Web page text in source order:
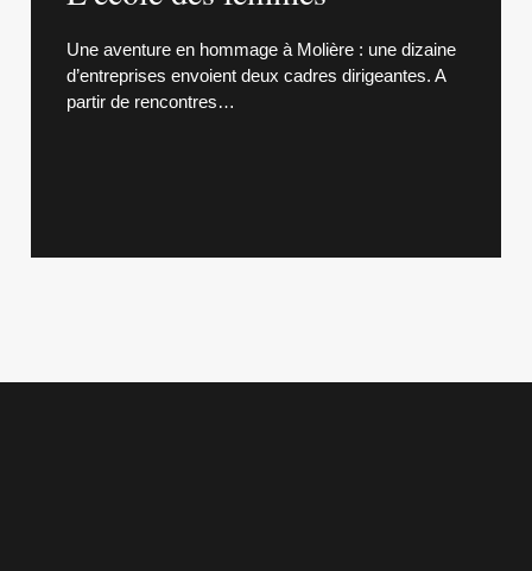
Une aventure en hommage à Molière : une dizaine
d’entreprises envoient deux cadres dirigeantes. A
partir de rencontres…